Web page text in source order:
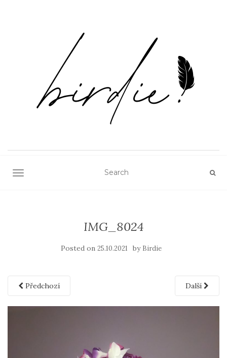
TOGGLE NAVIGATION
IMG_8024
Posted on 25.10.2021 by Birdie
Předchozí Další